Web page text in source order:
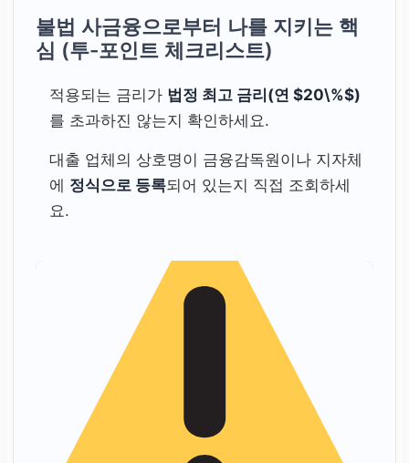
불법 사금융으로부터 나를 지키는 핵
심 (투-포인트 체크리스트)
적용되는 금리가 법정 최고 금리(연 $20\%$)
를 초과하진 않는지 확인하세요.
대출 업체의 상호명이 금융감독원이나 지자체
에 정식으로 등록되어 있는지 직접 조회하세
요.